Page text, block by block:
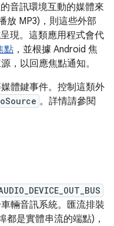
音訊環境互動的媒體來
放 MP3)，則這些外部
現。這類應用程式會代
點 ，並根據 Android 焦
，以回應焦點通知。
體鍵事件。控制這類外
。詳情請參閱
輛音訊系統。匯流排裝
都是實體串流的端點)，